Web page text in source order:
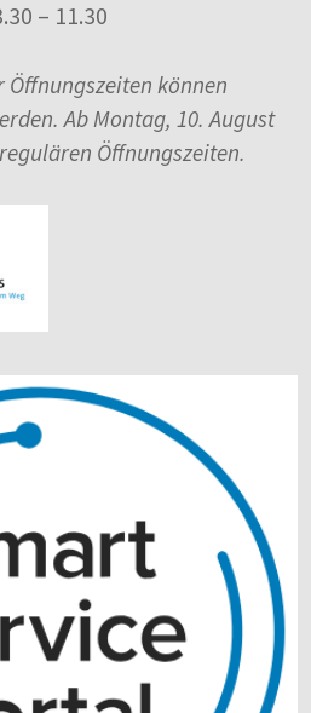
– 11.30
Öffnungszeiten können
Ab Montag, 10. August
Öffnungszeiten.